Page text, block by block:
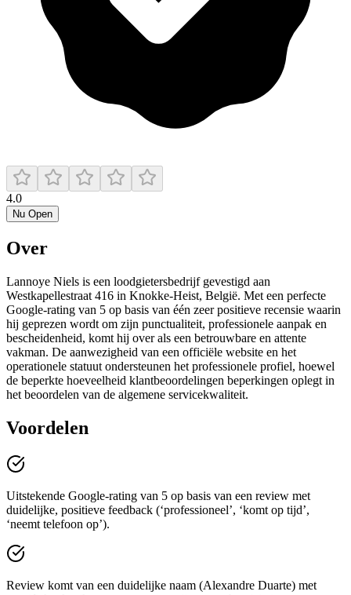
4.0
Nu Open
Over
Lannoye Niels is een loodgietersbedrijf gevestigd aan
Westkapellestraat 416 in Knokke‑Heist, België. Met een perfecte
Google-rating van 5 op basis van één zeer positieve recensie waarin
hij geprezen wordt om zijn punctualiteit, professionele aanpak en
bescheidenheid, komt hij over als een betrouwbare en attente
vakman. De aanwezigheid van een officiële website en het
operationele statuut ondersteunen het professionele profiel, hoewel
de beperkte hoeveelheid klantbeoordelingen beperkingen oplegt in
het beoordelen van de algemene servicekwaliteit.
Voordelen
Uitstekende Google-rating van 5 op basis van een review met
duidelijke, positieve feedback (‘professioneel’, ‘komt op tijd’,
‘neemt telefoon op’).
Review komt van een duidelijke naam (Alexandre Duarte) met